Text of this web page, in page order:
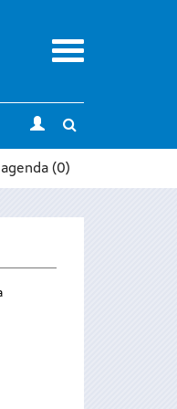
Menu
search
(0)